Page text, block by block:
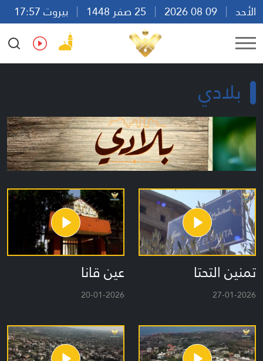
الأحد
بيروت 17:57
Ar
En Fr Es
بلادي
تمنين التحتا
27-01-2026
عين قانا
20-01-2026